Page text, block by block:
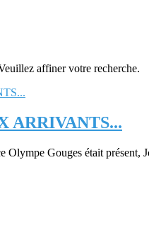
affiner votre recherche.
ARRIVANTS...
Olympe Gouges était